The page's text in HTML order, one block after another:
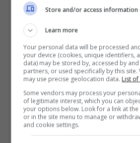
Accordi di Parigi,
Store and/or access information
Learn more
Your personal data will be processed
your device (cookies, unique identifiers,
data) may be stored by, accessed by
partners, or used specifically by this
may use precise geolocation data. List
Some vendors may process your
of legitimate interest, which you can
your options below. Look for a link at
or in the site menu to manage or
and cookie settings.